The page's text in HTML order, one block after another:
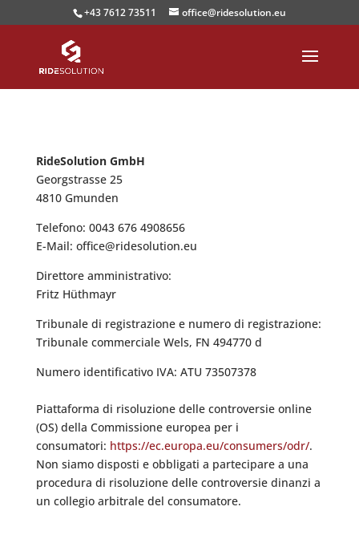
+43 7612 73511 office@ridesolution.eu
RideSolution GmbH
Georgstrasse 25
4810 Gmunden
Telefono: 0043 676 4908656
E-Mail: office@ridesolution.eu
Direttore amministrativo:
Fritz Hüthmayr
Tribunale di registrazione e numero di registrazione:
Tribunale commerciale Wels, FN 494770 d
Numero identificativo IVA: ATU 73507378
Piattaforma di risoluzione delle controversie online
(OS) della Commissione europea per i
consumatori: https://ec.europa.eu/consumers/odr/.
Non siamo disposti e obbligati a partecipare a una
procedura di risoluzione delle controversie dinanzi a
un collegio arbitrale del consumatore.